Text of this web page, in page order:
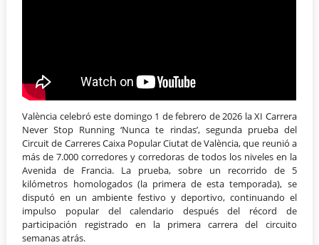
València celebró este domingo 1 de febrero de 2026 la XI Carrera
Never Stop Running ‘Nunca te rindas’, segunda prueba del
Circuit de Carreres Caixa Popular Ciutat de València, que reunió a
más de 7.000 corredores y corredoras de todos los niveles en la
Avenida de Francia. La prueba, sobre un recorrido de 5
kilómetros homologados (la primera de esta temporada), se
disputó en un ambiente festivo y deportivo, continuando el
impulso popular del calendario después del récord de
participación registrado en la primera carrera del circuito
semanas atrás.